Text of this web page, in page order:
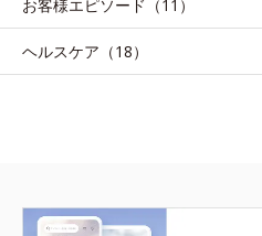
お客様エピソード（11）
ヘルスケア（18）